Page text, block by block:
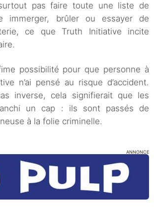
pas faire toute une liste de
immerger, brûler ou essayer de
ce que Truth Initiative incite
possibilité pour que personne à
n’ai pensé au risque d’accident.
inverse, cela signifierait que les
un cap : ils sont passés de
à la folie criminelle.
ANNONCE